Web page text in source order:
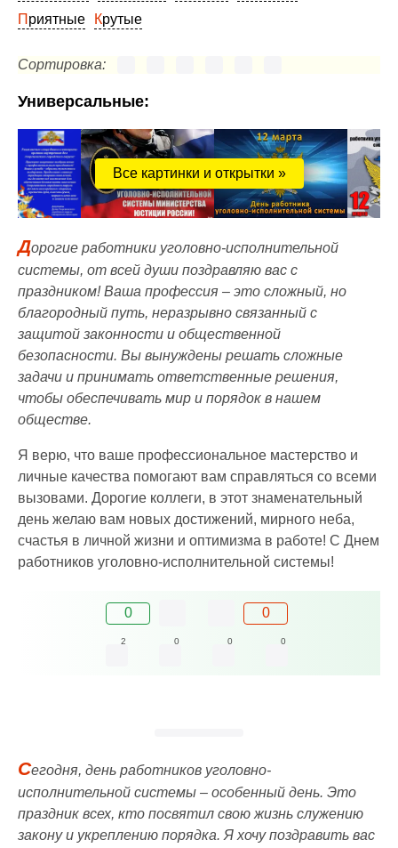
Приятные
Крутые
Сортировка:
Универсальные:
Все картинки и открытки »
Дорогие работники уголовно-исполнительной
системы, от всей души поздравляю вас с
праздником! Ваша профессия – это сложный, но
благородный путь, неразрывно связанный с
защитой законности и общественной
безопасности. Вы вынуждены решать сложные
задачи и принимать ответственные решения,
чтобы обеспечивать мир и порядок в нашем
обществе.
Я верю, что ваше профессиональное мастерство и
личные качества помогают вам справляться со всеми
вызовами. Дорогие коллеги, в этот знаменательный
день желаю вам новых достижений, мирного неба,
счастья в личной жизни и оптимизма в работе! С Днем
работников уголовно-исполнительной системы!
0 0
2 0 0 0
Сегодня, день работников уголовно-
исполнительной системы – особенный день. Это
праздник всех, кто посвятил свою жизнь служению
закону и укреплению порядка. Я хочу поздравить вас